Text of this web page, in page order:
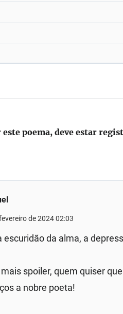
de 2024 02:03
escuridão da alma, a
spoiler, quem quiser
a nobre poeta!
poema, deve estar